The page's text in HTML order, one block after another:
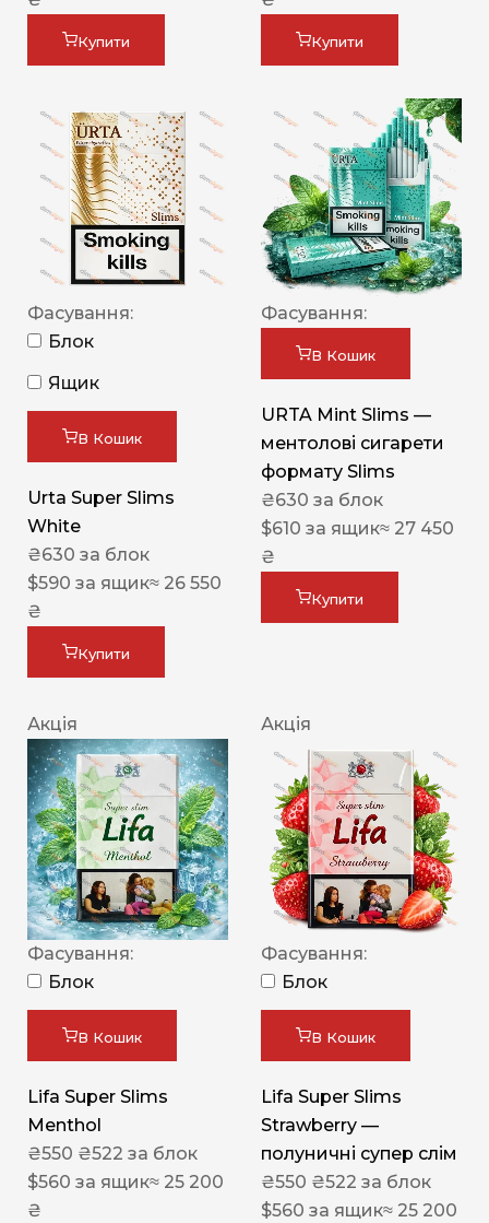
Купити Купити
Фасування:
Блок
Ящик
В Кошик
Urta Super Slims
White
₴630 за блок
$590 за ящик≈ 26 550
₴
Купити
Фасування:
В Кошик
URTA Mint Slims —
ментолові сигарети
формату Slims
₴630 за блок
$610 за ящик≈ 27 450
₴
Купити
Акція
Фасування:
Блок
В Кошик
Lifa Super Slims
Menthol
₴550 ₴522 за блок
$560 за ящик≈ 25 200
₴
Акція
Фасування:
Блок
В Кошик
Lifa Super Slims
Strawberry —
полуничні супер слім
₴550 ₴522 за блок
$560 за ящик≈ 25 200